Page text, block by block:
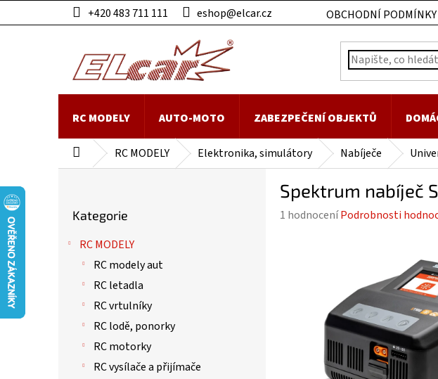
na
+420 483 711 111 eshop@elcar.cz OBCHODNÍ PODMÍNKY
RC MODELY AUTO-MOTO ZABEZPEČENÍ OBJEKTŮ
Domů RC MODELY Elektronika, simulátory Nabíječe
kategorie
Kategorie
RC MODELY
RC modely aut
RC letadla
RC vrtulníky
RC lodě, ponorky
RC motorky
RC vysílače a přijímače
Spektrum nabíječ
Průměrné
hvězdiček.
1 hodnoceníPodrobnosti